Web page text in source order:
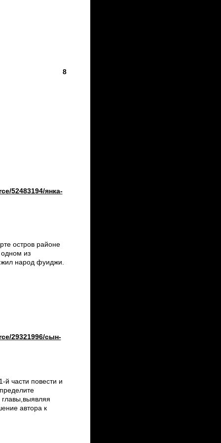
8
52483194/янка-
остров районе
из
народ фуиджи.
29321996/сын-
части повести и
автора к